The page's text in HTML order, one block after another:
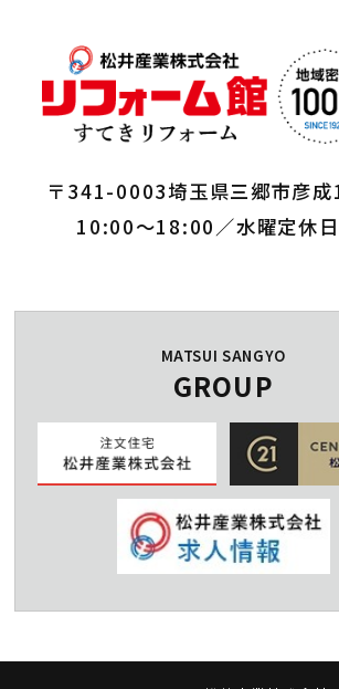
〒341-0003埼玉県三郷市彦成
10:00～18:00／水曜定休日
MATSUI SANGYO
GROUP